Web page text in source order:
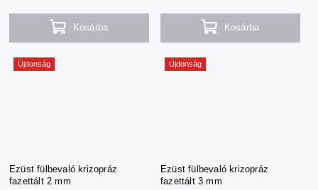
Kosárba Kosárba
Újdonság
Ezüst fülbevaló krizopráz
fazettált 2 mm
Újdonság
Ezüst fülbevaló krizopráz
fazettált 3 mm